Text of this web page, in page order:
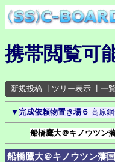
携帯閲覧可
新規投稿 ツリー表示 一
▼ 完成依頼物置き場６ 高原
船橋鷹大＠キノウツン
船橋鷹大＠キノウツン藩